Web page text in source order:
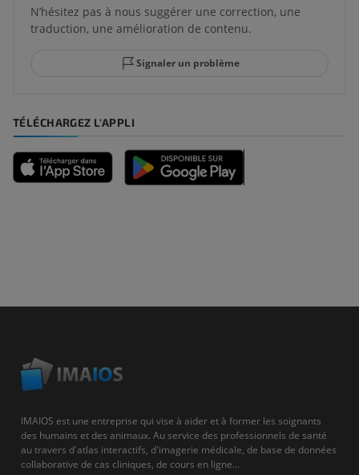
N’hésitez pas à nous suggérer une correction, une
traduction, une amélioration de contenu.
Signaler un problème
TÉLÉCHARGEZ L'APPLI
IMAIOS est une entreprise qui vise à aider et à former les soignants
des humains et des animaux. Au service des professionnels de santé
au travers d'atlas interactifs, d'imagerie médicale, de base de données
collaborative de cas cliniques, de cours en ligne...